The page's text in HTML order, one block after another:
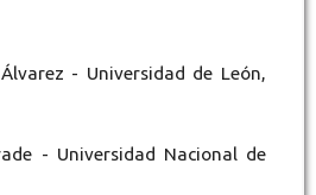
- Universidad de León,
- Universidad Nacional de